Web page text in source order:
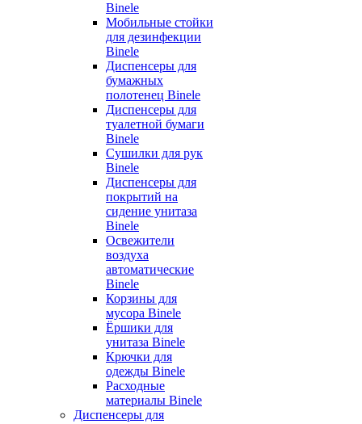
Binele
Мобильные стойки
для дезинфекции
Binele
Диспенсеры для
бумажных
полотенец Binele
Диспенсеры для
туалетной бумаги
Binele
Сушилки для рук
Binele
Диспенсеры для
покрытий на
сидение унитаза
Binele
Освежители
воздуха
автоматические
Binele
Корзины для
мусора Binele
Ёршики для
унитаза Binele
Крючки для
одежды Binele
Расходные
материалы Binele
Диспенсеры для